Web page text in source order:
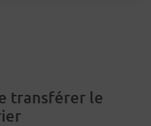
transférer le